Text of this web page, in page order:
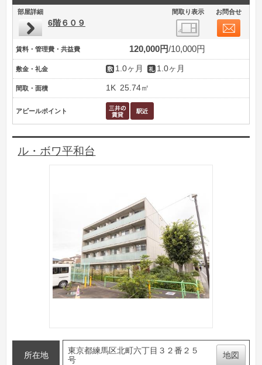
部屋詳細 間取り表示 お問合せ
6階６０９
賃料・管理費・共益費 120,000円 10,000円
敷金・礼金 1.0ヶ月 1.0ヶ月
間取・面積 1K 25.74㎡
アピールポイント
ル・ボワ平和台
所在地
東京都練馬区北町六丁目３２番２５
号
地図